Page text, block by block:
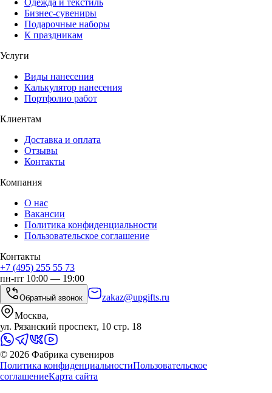
Одежда и текстиль
Бизнес-сувениры
Подарочные наборы
К праздникам
Услуги
Виды нанесения
Калькулятор нанесения
Портфолио работ
Клиентам
Доставка и оплата
Отзывы
Контакты
Компания
О нас
Вакансии
Политика конфиденциальности
Пользовательское соглашение
Контакты
+7 (495) 255 55 73
пн-пт 10:00 — 19:00
Обратный звонок
zakaz@upgifts.ru
Москва,
ул. Рязанский проспект, 10 стр. 18
© 2026 Фабрика сувениров
Политика конфиденциальностиПользовательское
соглашениеКарта сайта